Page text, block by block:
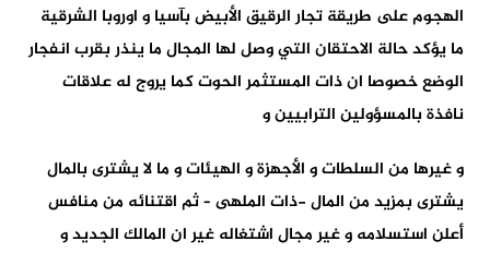
الهجوم على طريقة تجار الرقيق الأبيض بآسيا و اوروبا الشرقية
ما يؤكد حالة الاحتقان التي وصل لها المجال ما ينذر بقرب انفجار
الوضع خصوصا ان ذات المستثمر الحوت كما يروج له علاقات
نافذة بالمسؤولين الترابيين و
و غيرها من السلطات و الأجهزة و الهيئات و ما لا يشترى بالمال
يشترى بمزيد من المال -ذات الملهى – ثم اقتنائه من منافس
أعلن استسلامه و غير مجال اشتغاله غير ان المالك الجديد و